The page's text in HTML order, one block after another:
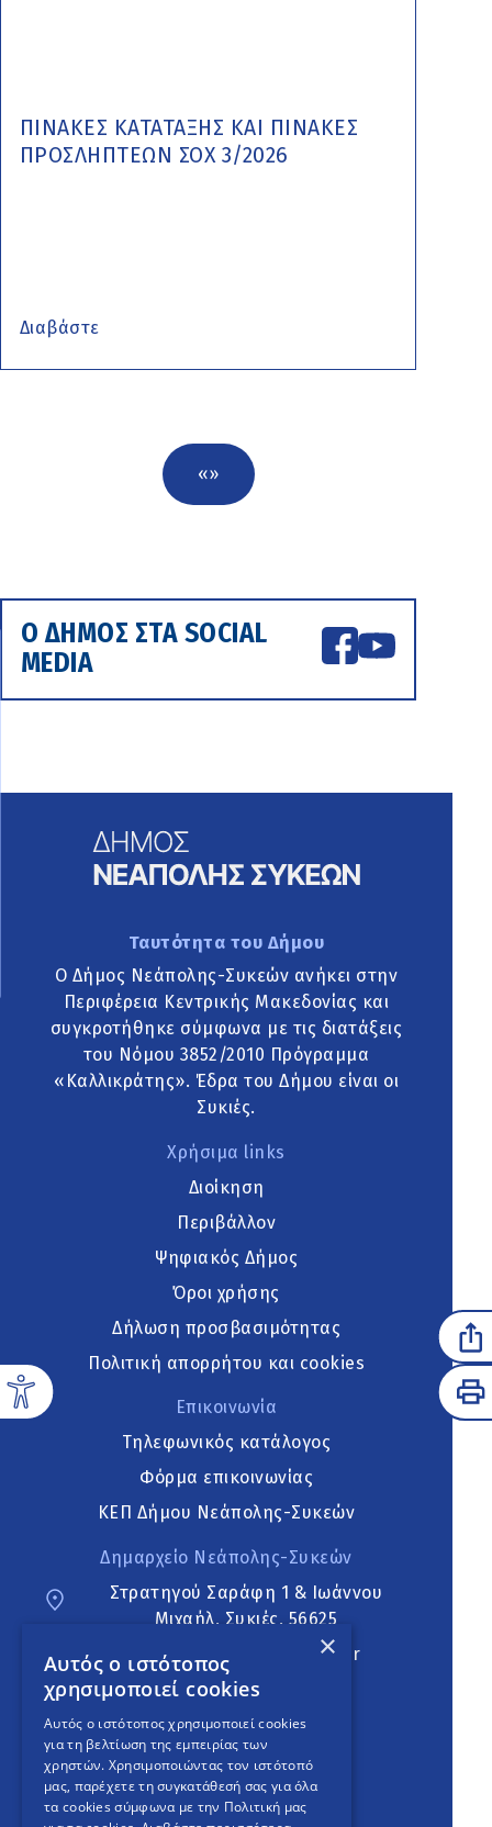
ΠΙΝΑΚΕΣ ΚΑΤΑΤΑΞΗΣ ΚΑΙ ΠΙΝΑΚΕΣ
ΠΡΟΣΛΗΠΤΕΩΝ ΣΟΧ 3/2026
Διαβάστε
«»
Ο ΔΗΜΟΣ ΣΤΑ SOCIAL
MEDIA
Ταυτότητα του Δήμου
Ο Δήμος Νεάπολης-Συκεών ανήκει στην
Περιφέρεια Κεντρικής Μακεδονίας και
συγκροτήθηκε σύμφωνα με τις διατάξεις
του Νόμου 3852/2010 Πρόγραμμα
«Καλλικράτης». Έδρα του Δήμου είναι οι
Συκιές.
Χρήσιμα links
Διοίκηση
Περιβάλλον
Ψηφιακός Δήμος
Όροι χρήσης
Δήλωση προσβασιμότητας
Πολιτική απορρήτου και cookies
Επικοινωνία
Τηλεφωνικός κατάλογος
Φόρμα επικοινωνίας
ΚΕΠ Δήμου Νεάπολης-Συκεών
Δημαρχείο Νεάπολης-Συκεών
Στρατηγού Σαράφη 1 & Ιωάννου
Μιχαήλ, Συκιές, 56625
neapoli.sykies@ddt.gov.gr
Ακολουθήστε
English Version
×
Αυτός ο ιστότοπος
χρησιμοποιεί cookies
Αυτός ο ιστότοπος χρησιμοποιεί cookies
για τη βελτίωση της εμπειρίας των
χρηστών. Χρησιμοποιώντας τον ιστότοπό
μας, παρέχετε τη συγκατάθεσή σας για όλα
τα cookies σύμφωνα με την Πολιτική μας